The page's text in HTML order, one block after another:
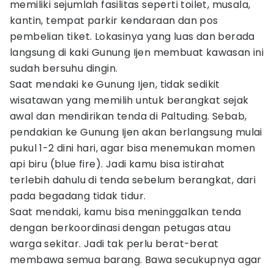
memiliki sejumlah fasilitas seperti toilet, musala,
kantin, tempat parkir kendaraan dan pos
pembelian tiket. Lokasinya yang luas dan berada
langsung di kaki Gunung Ijen membuat kawasan ini
sudah bersuhu dingin.
Saat mendaki ke Gunung Ijen, tidak sedikit
wisatawan yang memilih untuk berangkat sejak
awal dan mendirikan tenda di Paltuding. Sebab,
pendakian ke Gunung Ijen akan berlangsung mulai
pukul 1-2 dini hari, agar bisa menemukan momen
api biru (blue fire). Jadi kamu bisa istirahat
terlebih dahulu di tenda sebelum berangkat, dari
pada begadang tidak tidur.
Saat mendaki, kamu bisa meninggalkan tenda
dengan berkoordinasi dengan petugas atau
warga sekitar. Jadi tak perlu berat-berat
membawa semua barang. Bawa secukupnya agar